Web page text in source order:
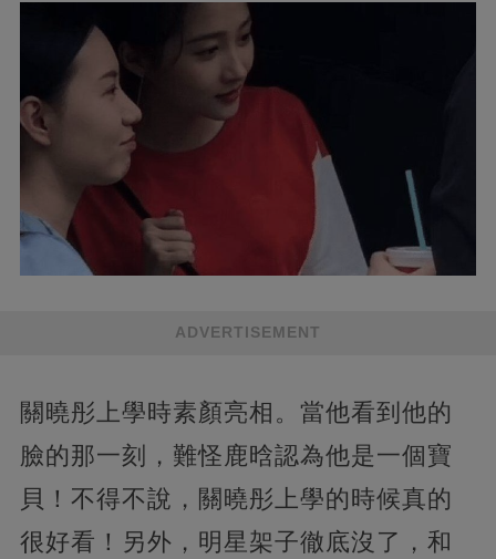
ADVERTISEMENT
關曉彤上學時素顏亮相。當他看到他的
臉的那一刻，難怪鹿晗認為他是一個寶
貝！不得不說，關曉彤上學的時候真的
很好看！另外，明星架子徹底沒了，和